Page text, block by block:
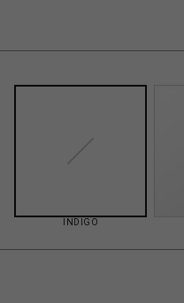
INDIGO